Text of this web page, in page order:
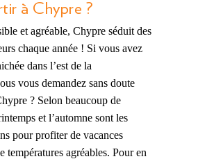
à Chypre ?
et agréable, Chypre séduit des
chaque année ! Si vous avez
dans l’est de la
vous demandez sans doute
? Selon beaucoup de
et l’automne sont les
pour profiter de vacances
températures agréables. Pour en